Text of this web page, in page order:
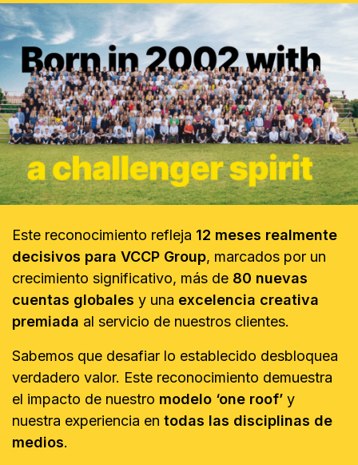
Este reconocimiento refleja 12 meses realmente
decisivos para VCCP Group, marcados por un
crecimiento significativo, más de 80 nuevas
cuentas globales y una excelencia creativa
premiada al servicio de nuestros clientes.
Sabemos que desafiar lo establecido desbloquea
verdadero valor. Este reconocimiento demuestra
el impacto de nuestro modelo ‘one roof’ y
nuestra experiencia en todas las disciplinas de
medios.